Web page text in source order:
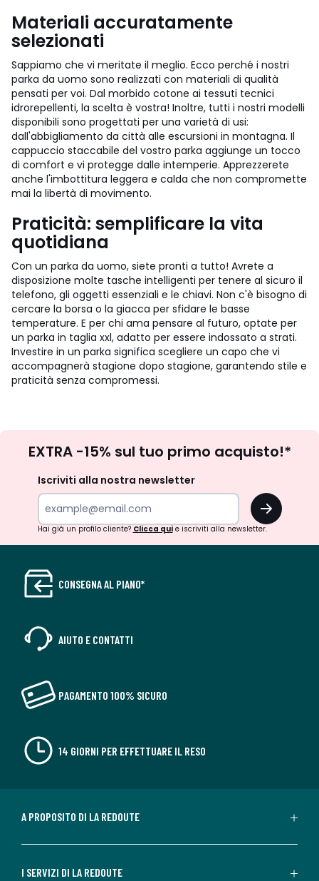
Materiali accuratamente
selezionati
Sappiamo che vi meritate il meglio. Ecco perché i nostri
parka da uomo sono realizzati con materiali di qualità
pensati per voi. Dal morbido cotone ai tessuti tecnici
idrorepellenti, la scelta è vostra! Inoltre, tutti i nostri modelli
disponibili sono progettati per una varietà di usi:
dall'abbigliamento da città alle escursioni in montagna. Il
cappuccio staccabile del vostro parka aggiunge un tocco
di comfort e vi protegge dalle intemperie. Apprezzerete
anche l'imbottitura leggera e calda che non compromette
mai la libertà di movimento.
Praticità: semplificare la vita
quotidiana
Con un parka da uomo, siete pronti a tutto! Avrete a
disposizione molte tasche intelligenti per tenere al sicuro il
telefono, gli oggetti essenziali e le chiavi. Non c'è bisogno di
cercare la borsa o la giacca per sfidare le basse
temperature. E per chi ama pensare al futuro, optate per
un parka in taglia xxl, adatto per essere indossato a strati.
Investire in un parka significa scegliere un capo che vi
accompagnerà stagione dopo stagione, garantendo stile e
praticità senza compromessi.
newsletter
EXTRA -15% sul tuo primo acquisto!*
Iscriviti alla nostra newsletter
OK
Hai già un profilo cliente? Clicca quie iscriviti alla newsletter.
CONSEGNA AL PIANO*
AIUTO E CONTATTI
PAGAMENTO 100% SICURO
14 GIORNI PER EFFETTUARE IL RESO
A PROPOSITO DI LA REDOUTE
I SERVIZI DI LA REDOUTE